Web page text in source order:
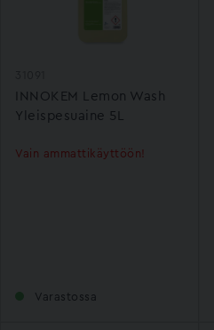
INNOKEM Lemon Wash
Yleispesuaine 5L
Varastossa
Vain ammattikäyttöön!